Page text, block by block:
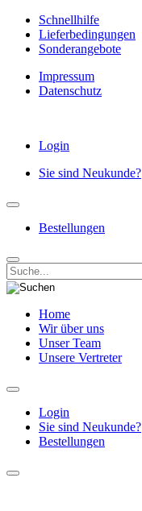
Schnellhilfe
Lieferbedingungen
Sonderangebote
Impressum
Datenschutz
Login
Sie sind Neukunde?
Bestellungen
Home
Wir über uns
Unser Team
Unsere Vertreter
Login
Sie sind Neukunde?
Bestellungen